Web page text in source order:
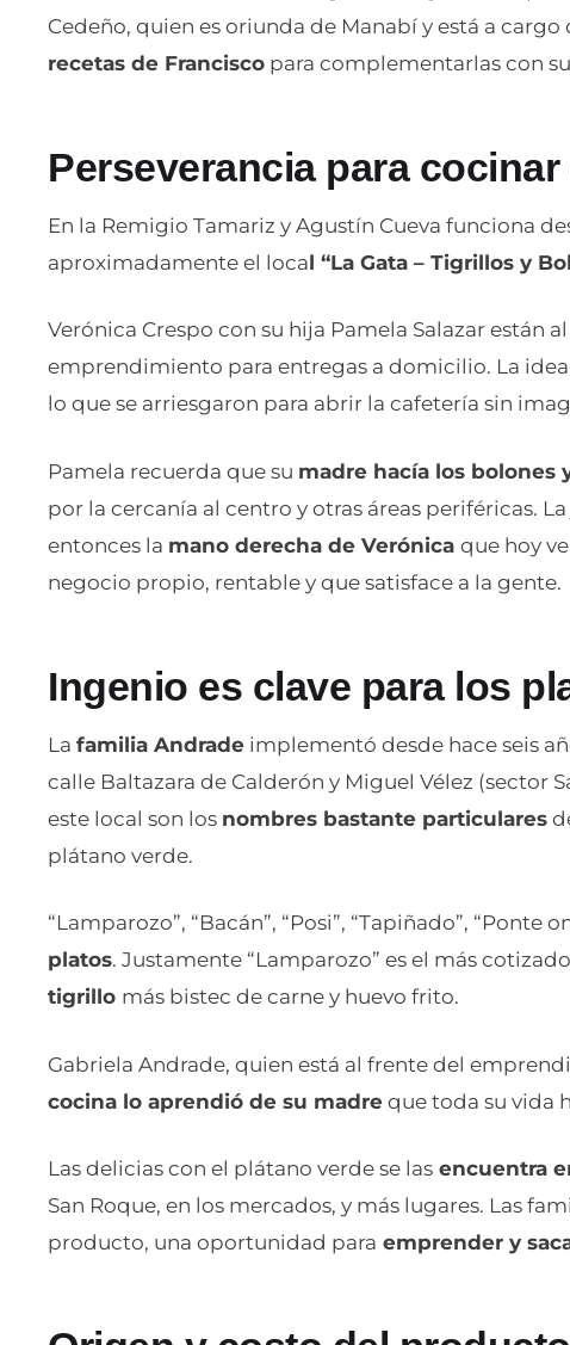
Cedeño, quien es oriunda de Manabí y está a
recetas de Francisco para complementarlas con
Perseverancia para
En la Remigio Tamariz y Agustín Cueva funciona
aproximadamente el local “La Gata – Tigrillos y
Verónica Crespo con su hija Pamela Salazar están al
emprendimiento para entregas a domicilio. La
lo que se arriesgaron para abrir la cafetería sin
Pamela recuerda que su madre hacía los bolones
por la cercanía al centro y otras áreas periféricas.
entonces la mano derecha de Verónica que hoy
negocio propio, rentable y que satisface a la gente.
Ingenio es clave para los
La familia Andrade implementó desde hace seis
calle Baltazara de Calderón y Miguel Vélez (sector
este local son los nombres bastante particulares
plátano verde.
“Lamparozo”, “Bacán”, “Posi”, “Tapiñado”, “Ponte
platos. Justamente “Lamparozo” es el más
tigrillo más bistec de carne y huevo frito.
Gabriela Andrade, quien está al frente del
cocina lo aprendió de su madre que toda su vida
Las delicias con el plátano verde se las encuentra
San Roque, en los mercados, y más lugares. Las
producto, una oportunidad para emprender y